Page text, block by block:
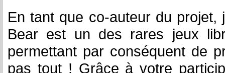
En tant que co-auteur du
Bear est un des rares jeux
permettant par conséquent de
pas tout ! Grâce à votre